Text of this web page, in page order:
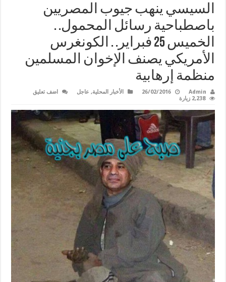
السيسي ينهب جيوب المصريين
باصطباحية رسائل المحمول. .
الخميس 25 فبراير. . الكونغرس
الأمريكي يصنف الإخوان المسلمين
منظمة إرهابية
Admin
26/02/2016 الأخبار المحلية, عاجل
اضف تعليق
2,238 زيارة